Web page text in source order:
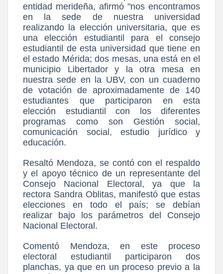
entidad merideña, afirmó "nos encontramos
en la sede de nuestra universidad
realizando la elección universitaria, que es
una elección estudiantil para el consejo
estudiantil de esta universidad que tiene en
el estado Mérida; dos mesas, una está en el
municipio Libertador y la otra mesa en
nuestra sede en la UBV, con un cuaderno
de votación de aproximadamente de 140
estudiantes que participaron en esta
elección estudiantil con los diferentes
programas como son Gestión social,
comunicación social, estudio jurídico y
educación.
Resaltó Mendoza, se contó con el respaldo
y el apoyo técnico de un representante del
Consejo Nacional Electoral, ya que la
rectora Sandra Oblitas, manifestó que estas
elecciones en todo el país; se debían
realizar bajo los parámetros del Consejo
Nacional Electoral.
Comentó Mendoza, en este proceso
electoral estudiantil participaron dos
planchas, ya que en un proceso previo a la